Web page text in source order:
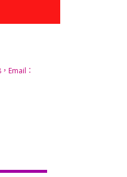
Email：